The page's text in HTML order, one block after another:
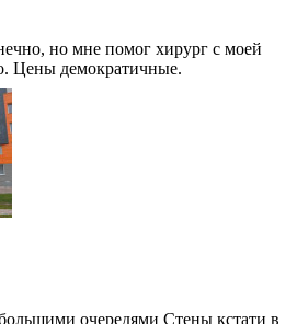
но мне помог хирург с моей
Цены демократичные.
очередями Стены кстати в